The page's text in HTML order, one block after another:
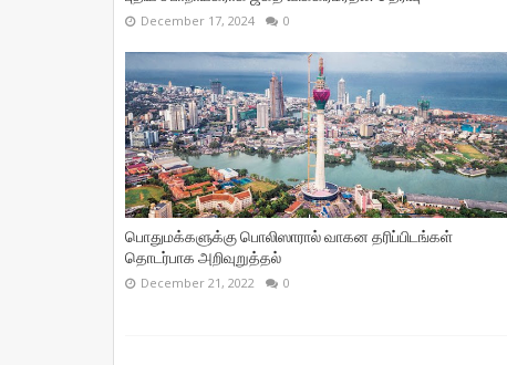
December 17, 2024 0
பொதுமக்களுக்கு பொலிஸாரால் வாகன தரிப்பிடங்கள்
தொடர்பாக அறிவுறுத்தல்
December 21, 2022 0